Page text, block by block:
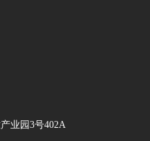
业园3号402A